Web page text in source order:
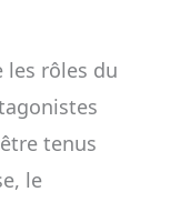
les rôles du
tenus
le